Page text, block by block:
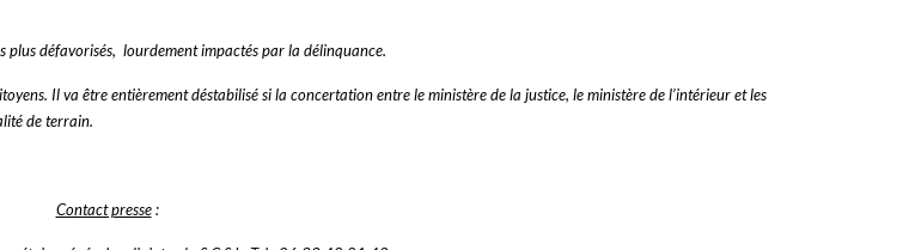
plus défavorisés, lourdement impactés par la délinquance.
Il va être entièrement déstabilisé si la concertation entre le ministère de la justice, le ministère de l’intérieur et les
de terrain.
Contact presse: